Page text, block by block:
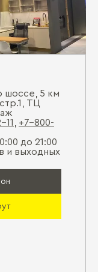
шоссе, 5 км
ТЦ
, +7-800-
до 21:00
и выходных